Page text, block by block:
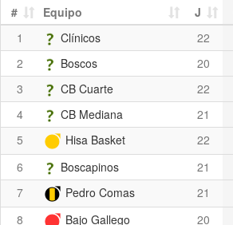
# Equipo J
1
Clínicos 22
2
Boscos 20
3
CB Cuarte 22
4
CB Mediana 21
5
Hisa Basket 22
6
Boscapinos 21
7
Pedro Comas 21
8
Bajo Gallego 20